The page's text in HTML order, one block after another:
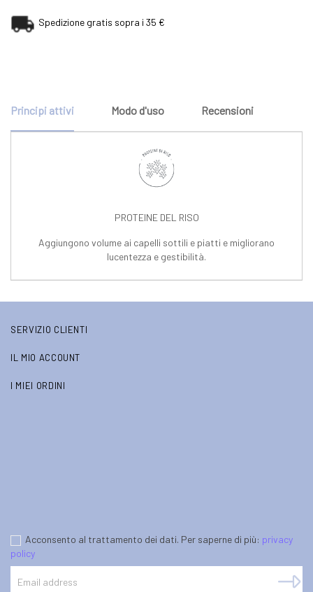
Spedizione gratis sopra i 35 €
Principi attivi Modo d'uso Recensioni
PROTEINE DEL RISO
Aggiungono volume ai capelli sottili e piatti e migliorano
lucentezza e gestibilità.
SERVIZIO CLIENTI
IL MIO ACCOUNT
I MIEI ORDINI
Acconsento al trattamento dei dati. Per saperne di più: privacy
policy